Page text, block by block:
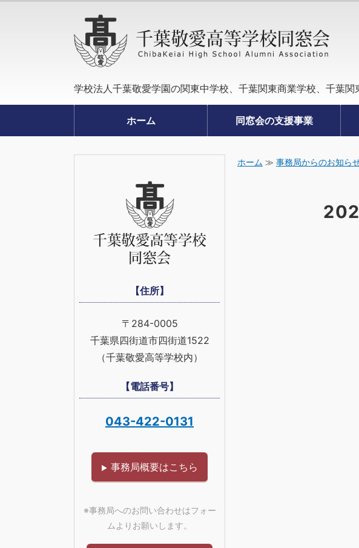
学校法人千葉敬愛学園の関東中学校、千葉関東商業学校、千葉
ホーム 同窓会の支援事業
ホーム ≫ 事務局からのお知ら
【住所】
〒284-0005
千葉県四街道市四街道1522
（千葉敬愛高等学校内）
【電話番号】
043-422-0131
事務局概要はこちら
※事務局へのお問い合わせはフォー
ムよりお願いします。